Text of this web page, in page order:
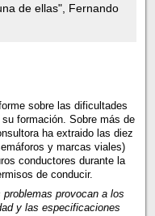
de ellas", Fernando
sobre las dificultades
formación. Sobre más de
ha extraido las diez
y marcas viales)
conductores durante la
de conducir.
provocan a los
y las especificaciones